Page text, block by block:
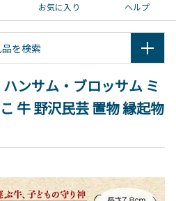
お気に入り ヘルプ
を検索
ハンサム・ブロッサム ミ
牛 野沢民芸 置物 縁起物